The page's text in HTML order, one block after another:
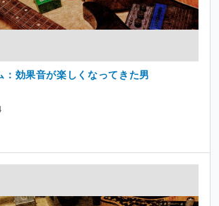
効果音が楽しくなってきた男